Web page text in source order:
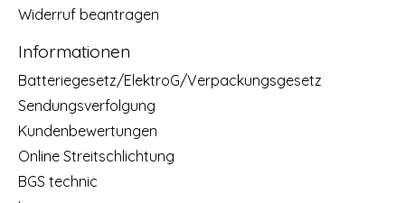
Widerruf beantragen
Informationen
Batteriegesetz/ElektroG/Verpackungsgesetz
Sendungsverfolgung
Kundenbewertungen
Online Streitschlichtung
BGS technic